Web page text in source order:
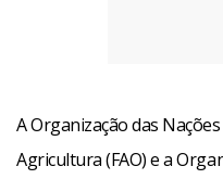
A Organização das
Agricultura (FAO) e a